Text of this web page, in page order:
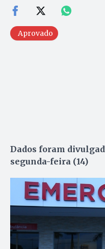
Aprovado
Dados foram
segunda-feira (14)